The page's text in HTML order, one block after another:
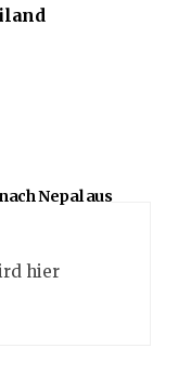
Nepal aus
hier